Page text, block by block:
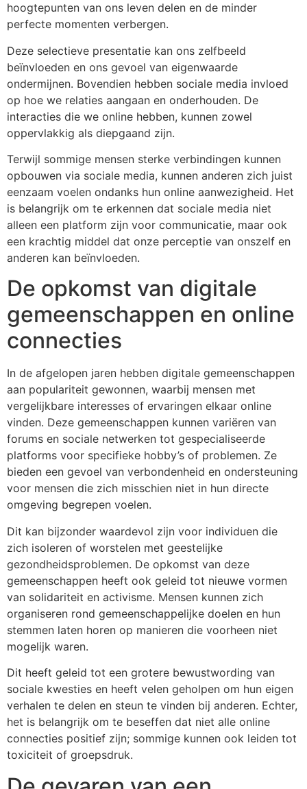
hoogtepunten van ons leven delen en de minder
perfecte momenten verbergen.
Deze selectieve presentatie kan ons zelfbeeld
beïnvloeden en ons gevoel van eigenwaarde
ondermijnen. Bovendien hebben sociale media invloed
op hoe we relaties aangaan en onderhouden. De
interacties die we online hebben, kunnen zowel
oppervlakkig als diepgaand zijn.
Terwijl sommige mensen sterke verbindingen kunnen
opbouwen via sociale media, kunnen anderen zich juist
eenzaam voelen ondanks hun online aanwezigheid. Het
is belangrijk om te erkennen dat sociale media niet
alleen een platform zijn voor communicatie, maar ook
een krachtig middel dat onze perceptie van onszelf en
anderen kan beïnvloeden.
De opkomst van digitale
gemeenschappen en online
connecties
In de afgelopen jaren hebben digitale gemeenschappen
aan populariteit gewonnen, waarbij mensen met
vergelijkbare interesses of ervaringen elkaar online
vinden. Deze gemeenschappen kunnen variëren van
forums en sociale netwerken tot gespecialiseerde
platforms voor specifieke hobby’s of problemen. Ze
bieden een gevoel van verbondenheid en ondersteuning
voor mensen die zich misschien niet in hun directe
omgeving begrepen voelen.
Dit kan bijzonder waardevol zijn voor individuen die
zich isoleren of worstelen met geestelijke
gezondheidsproblemen. De opkomst van deze
gemeenschappen heeft ook geleid tot nieuwe vormen
van solidariteit en activisme. Mensen kunnen zich
organiseren rond gemeenschappelijke doelen en hun
stemmen laten horen op manieren die voorheen niet
mogelijk waren.
Dit heeft geleid tot een grotere bewustwording van
sociale kwesties en heeft velen geholpen om hun eigen
verhalen te delen en steun te vinden bij anderen. Echter,
het is belangrijk om te beseffen dat niet alle online
connecties positief zijn; sommige kunnen ook leiden tot
toxiciteit of groepsdruk.